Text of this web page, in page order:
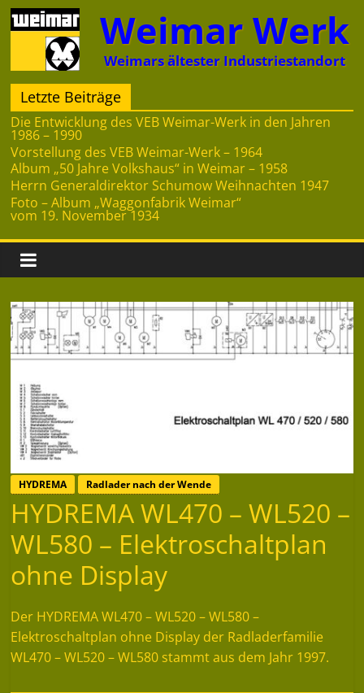
Zum
Inhalt
springen
Weimar Werk
Weimars ältester Industriestandort
Letzte Beiträge
Die Entwicklung des VEB Weimar-Werk in den Jahren
1986 – 1990
Vorstellung des VEB Weimar-Werk – 1964
Album „50 Jahre Volkshaus“ in Weimar – 1958
Herrn Generaldirektor Schumow Weihnachten 1947
Foto – Album „Waggonfabrik Weimar“
vom 19. November 1934
HYDREMA Radlader nach der Wende
HYDREMA WL470 – WL520 –
WL580 – Elektroschaltplan
ohne Display
Der HYDREMA WL470 – WL520 – WL580 –
Elektroschaltplan ohne Display der Radladerfamilie
WL470 – WL520 – WL580 stammt aus dem Jahr 1997.